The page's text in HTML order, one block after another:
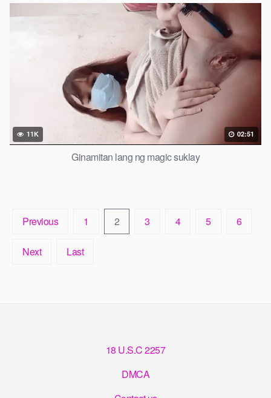
11K 02:51
Ginamitan lang ng magic suklay
Previous 1 2 3 4 5 6
Next Last
18 U.S.C 2257
DMCA